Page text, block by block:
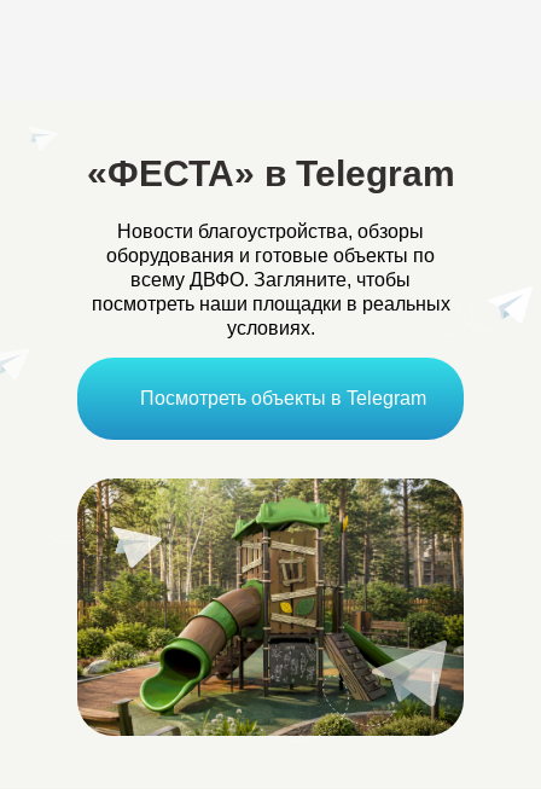
«ФЕСТА» в Telegram
Посмотреть объекты в Telegram
Новости благоустройства, обзоры
оборудования и готовые объекты по
всему ДВФО. Загляните, чтобы
посмотреть наши площадки в реальных
условиях.